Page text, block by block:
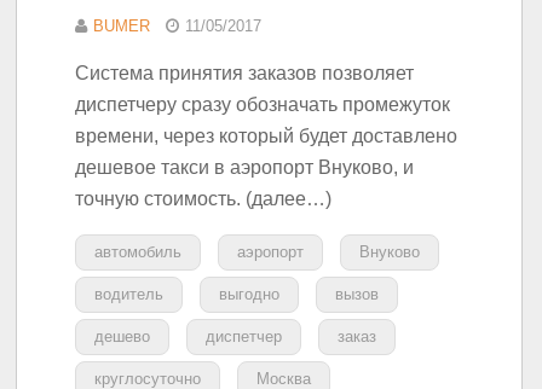
BUMER 11/05/2017
Система принятия заказов позволяет
диспетчеру сразу обозначать промежуток
времени, через который будет доставлено
дешевое такси в аэропорт Внуково, и
точную стоимость. (далее…)
автомобиль аэропорт Внуково
водитель выгодно вызов
дешево диспетчер заказ
круглосуточно Москва